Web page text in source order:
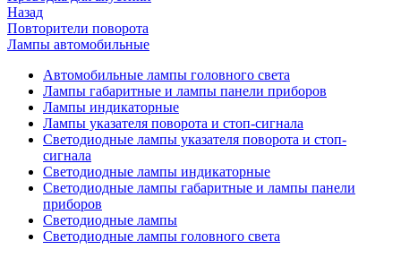
Назад
Повторители поворота
Лампы автомобильные
Автомобильные лампы головного света
Лампы габаритные и лампы панели приборов
Лампы индикаторные
Лампы указателя поворота и стоп-сигнала
Светодиодные лампы указателя поворота и стоп-
сигнала
Светодиодные лампы индикаторные
Светодиодные лампы габаритные и лампы панели
приборов
Светодиодные лампы
Светодиодные лампы головного света